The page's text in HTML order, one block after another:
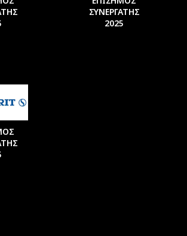
ΣΥΝΕΡΓΑΤΗΣ
2025